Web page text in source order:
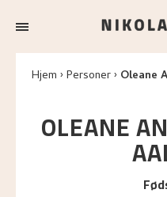
Hjem Personer Oleane
OLEANE